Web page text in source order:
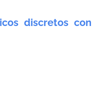
discretos con